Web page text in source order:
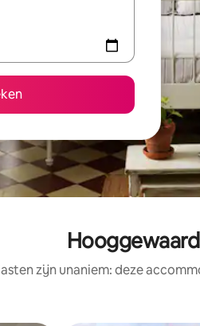
zijn unaniem: deze